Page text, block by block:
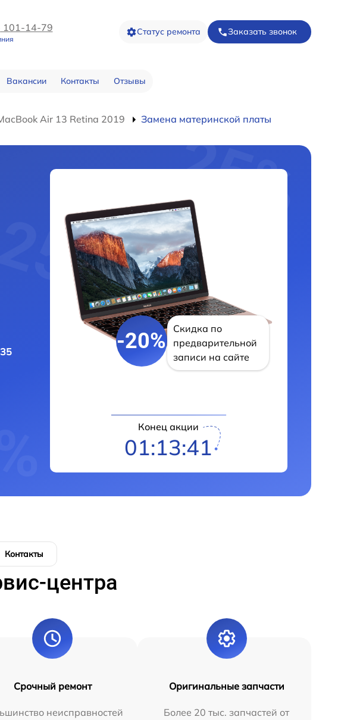
101-14-79 Статус ремонта Заказать звонок
Вакансии Контакты Отзывы
Air 13 Retina 2019 Замена материнской платы
-20%
Скидка по
предварительной
записи на сайте
Конец акции
01:13:40
Контакты
центра
Срочный ремонт
неисправностей
Оригинальные запчасти
Более 20 тыс. запчастей от